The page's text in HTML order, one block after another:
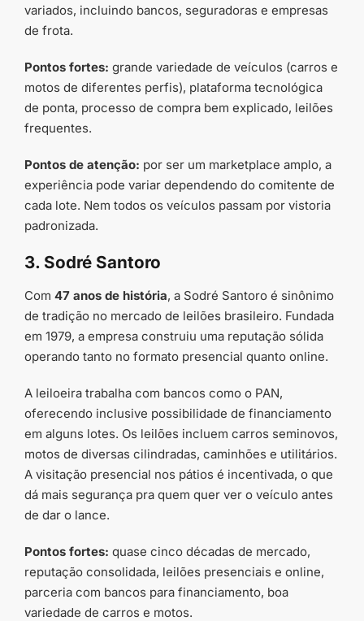
variados, incluindo bancos, seguradoras e empresas
de frota.
Pontos fortes: grande variedade de veículos (carros e
motos de diferentes perfis), plataforma tecnológica
de ponta, processo de compra bem explicado, leilões
frequentes.
Pontos de atenção: por ser um marketplace amplo, a
experiência pode variar dependendo do comitente de
cada lote. Nem todos os veículos passam por vistoria
padronizada.
3. Sodré Santoro
Com 47 anos de história, a Sodré Santoro é sinônimo
de tradição no mercado de leilões brasileiro. Fundada
em 1979, a empresa construiu uma reputação sólida
operando tanto no formato presencial quanto online.
A leiloeira trabalha com bancos como o PAN,
oferecendo inclusive possibilidade de financiamento
em alguns lotes. Os leilões incluem carros seminovos,
motos de diversas cilindradas, caminhões e utilitários.
A visitação presencial nos pátios é incentivada, o que
dá mais segurança pra quem quer ver o veículo antes
de dar o lance.
Pontos fortes: quase cinco décadas de mercado,
reputação consolidada, leilões presenciais e online,
parceria com bancos para financiamento, boa
variedade de carros e motos.